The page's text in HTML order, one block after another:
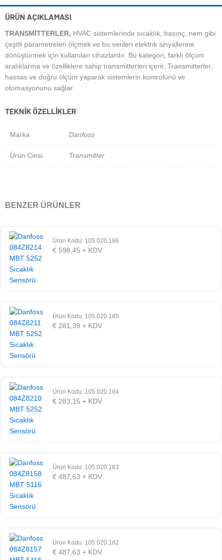
ÜRÜN AÇIKLAMASI
TRANSMITTERLER, HVAC sistemlerinde sıcaklık, basınç, nem gibi
çeşitli parametreleri ölçmek ve bu verileri elektrik sinyallerine
dönüştürmek için kullanılan cihazlardır. Bu kategori, farklı ölçüm
aralıklarına ve özelliklere sahip transmitterleri içerir. Transmitterler,
hassas ve doğru ölçüm yaparak sistemlerin kontrolünü ve
otomasyonunu sağlar.
TEKNIK ÖZELLIKLER
Marka Danfoss
Ürün Cinsi Transmitter
BENZER ÜRÜNLER
Ürün Kodu: 105.020.186
€ 598,45 + KDV
Ürün Kodu: 105.020.185
€ 281,39 + KDV
Ürün Kodu: 105.020.184
€ 283,15 + KDV
Ürün Kodu: 105.020.183
€ 487,63 + KDV
Ürün Kodu: 105.020.182
€ 487,63 + KDV